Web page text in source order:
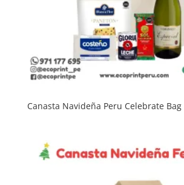
Canasta Navideña Peru Celebrate Bag